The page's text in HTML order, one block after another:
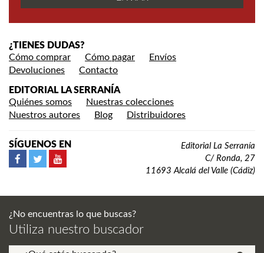
¿TIENES DUDAS?
Cómo comprar
Cómo pagar
Envíos
Devoluciones
Contacto
EDITORIAL LA SERRANÍA
Quiénes somos
Nuestras colecciones
Nuestros autores
Blog Distribuidores
SÍGUENOS EN
Editorial La Serranía
C/ Ronda, 27
11693 Alcalá del Valle (Cádiz)
¿No encuentras lo que buscas?
Utiliza nuestro buscador